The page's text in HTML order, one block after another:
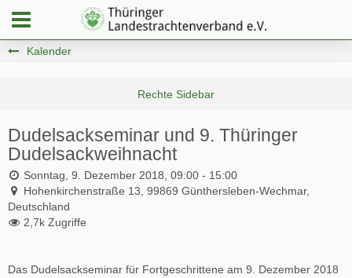
Kalender
Dudelsackseminar und 9. Thüringer
Dudelsackweihnacht
Sonntag, 9. Dezember 2018, 09:00 - 15:00
Hohenkirchenstraße 13, 99869 Günthersleben-Wechmar,
Deutschland
2,7k Zugriffe
Das Dudelsackseminar für Fortgeschrittene am 9. Dezember 2018